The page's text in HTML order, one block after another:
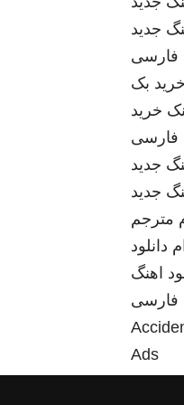
جدید
فارسی
خرید بک
خرید
فارسی
جدید
جدید
مترجم
دانلود
اهنگ
فارسی
Ads